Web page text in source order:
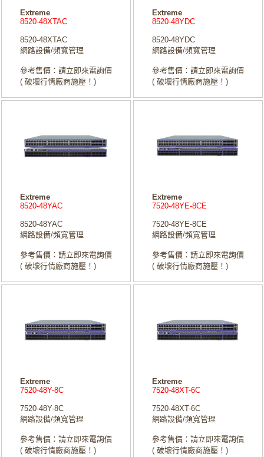
Extreme
8520-48XTAC
8520-48XTAC
網路設備/頻寬管理
參考售價：請立即來電詢價
( 破壞行情廠商施壓！)
Extreme
8520-48YDC
8520-48YDC
網路設備/頻寬管理
參考售價：請立即來電詢價
( 破壞行情廠商施壓！)
Extreme
8520-48YAC
8520-48YAC
網路設備/頻寬管理
參考售價：請立即來電詢價
( 破壞行情廠商施壓！)
Extreme
7520-48YE-8CE
7520-48YE-8CE
網路設備/頻寬管理
參考售價：請立即來電詢價
( 破壞行情廠商施壓！)
Extreme
7520-48Y-8C
7520-48Y-8C
網路設備/頻寬管理
參考售價：請立即來電詢價
( 破壞行情廠商施壓！)
Extreme
7520-48XT-6C
7520-48XT-6C
網路設備/頻寬管理
參考售價：請立即來電詢價
( 破壞行情廠商施壓！)